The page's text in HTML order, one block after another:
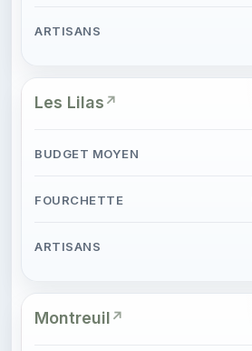
Les Lilas
Montreuil